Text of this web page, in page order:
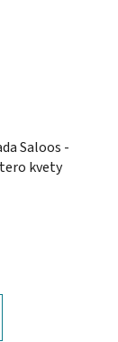
Saloos -
kvety